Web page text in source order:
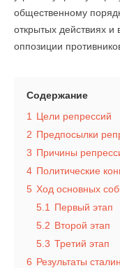
общественному
открытых действиях и
оппозиции
Содержание
1
Цели репрессий
2 Предпосылки
3 Причины
4 Политические
5 Ход основных
5.1
Первый этап
5.2 Второй этап
5.3 Третий этап
6 Результаты